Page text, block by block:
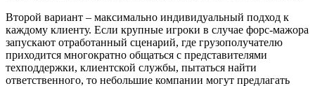
Второй вариант – максимально индивидуальный подход к
каждому клиенту. Если крупные игроки в случае форс-мажора
запускают отработанный сценарий, где грузополучателю
приходится многократно общаться с представителями
техподдержки, клиентской службы, пытаться найти
ответственного, то небольшие компании могут предлагать